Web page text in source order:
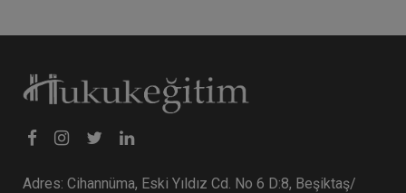
Adres: Cihannüma, Eski Yıldız Cd. No 6 D:8, Beşiktaş/